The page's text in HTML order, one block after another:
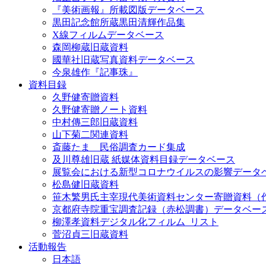
『美術画報』所載図版データベース
黒田記念館所蔵黒田清輝作品集
X線フィルムデータベース
森岡柳蔵旧蔵資料
國華社旧蔵写真資料データベース
今泉雄作『記事珠』
資料目録
久野健寄贈資料
久野健寄贈ノート資料
中村傳三郎旧蔵資料
山下菊二関連資料
斎藤たま 民俗調査カード集成
及川尊雄旧蔵 紙媒体資料目録データベース
展覧会における新型コロナウイルスの影響データ
松島健旧蔵資料
笹木繁男氏主宰現代美術資料センター寄贈資料（
京都府寺院重宝調査記録（赤松調書）データベー
柳澤孝資料デジタル化フィルム_リスト
菅沼貞三旧蔵資料
活動報告
日本語